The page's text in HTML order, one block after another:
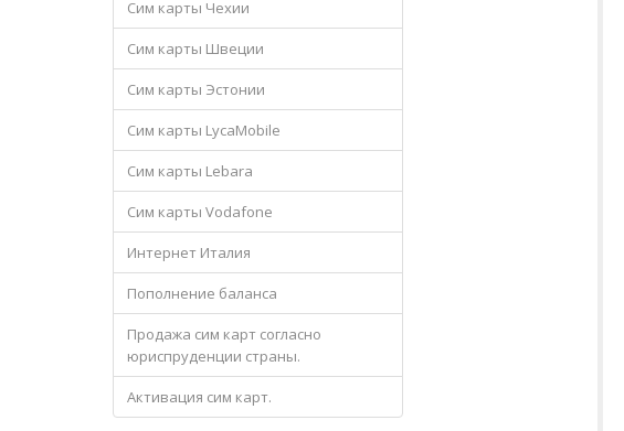
Сим карты Чехии
Сим карты Швеции
Сим карты Эстонии
Сим карты LycaMobile
Сим карты Lebara
Сим карты Vodafone
Интернет Италия
Пополнение баланса
Продажа сим карт согласно
юриспруденции страны.
Активация сим карт.